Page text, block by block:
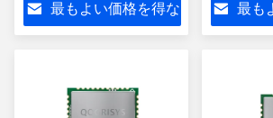
最もよい価格を得な
V5.0最も